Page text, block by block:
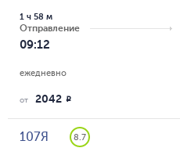
Отправление
09:12
1 ч 58 м
ежедневно
от 2042 R
107Я 8.7